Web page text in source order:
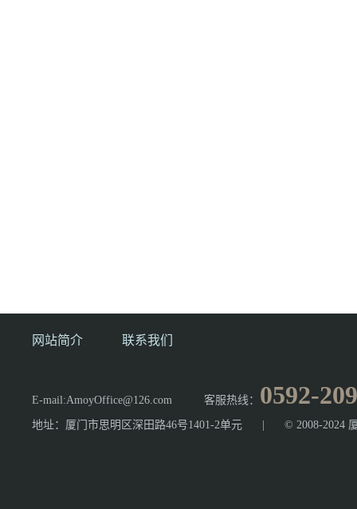
网站简介 联系我们
E-mail:AmoyOffice@126.com 客服热线： 0592-
地址：厦门市思明区深田路46号1401-2单元 © 2008-2024